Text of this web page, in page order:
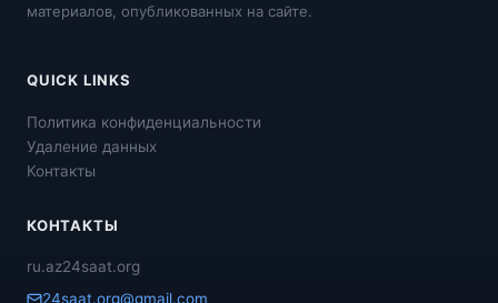
материалов, опубликованных на сайте.
QUICK LINKS
Политика конфиденциальности
Удаление данных
Контакты
КОНТАКТЫ
ru.az24saat.org
24saat.org@gmail.com